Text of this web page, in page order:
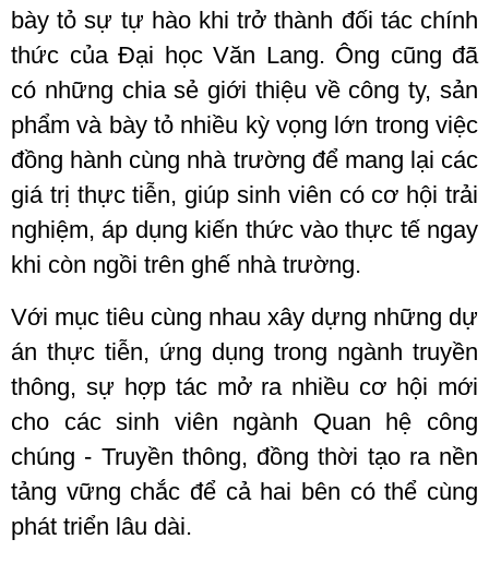
bày tỏ sự tự hào khi trở thành đối tác chính
thức của Đại học Văn Lang. Ông cũng đã
có những chia sẻ giới thiệu về công ty, sản
phẩm và bày tỏ nhiều kỳ vọng lớn trong việc
đồng hành cùng nhà trường để mang lại các
giá trị thực tiễn, giúp sinh viên có cơ hội trải
nghiệm, áp dụng kiến thức vào thực tế ngay
khi còn ngồi trên ghế nhà trường.
Với mục tiêu cùng nhau xây dựng những dự
án thực tiễn, ứng dụng trong ngành truyền
thông, sự hợp tác mở ra nhiều cơ hội mới
cho các sinh viên ngành Quan hệ công
chúng - Truyền thông, đồng thời tạo ra nền
tảng vững chắc để cả hai bên có thể cùng
phát triển lâu dài.